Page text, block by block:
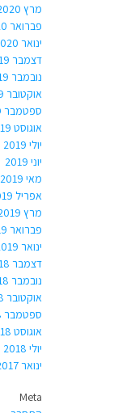
מרץ 2020
פברואר 2020
ינואר 2020
דצמבר 2019
נובמבר 2019
אוקטובר 2019
ספטמבר 2019
אוגוסט 2019
יולי 2019
יוני 2019
מאי 2019
אפריל 2019
מרץ 2019
פברואר 2019
ינואר 2019
דצמבר 2018
נובמבר 2018
אוקטובר 2018
ספטמבר 2018
אוגוסט 2018
יולי 2018
ינואר 2017
Meta